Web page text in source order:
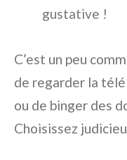
gustative !
C’est un peu
de regarder la
ou de binger des
Choisissez